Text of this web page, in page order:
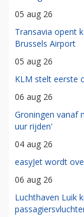
05 aug 26
Transavia opent
Brussels Airport
05 aug 26
KLM stelt eerste
06 aug 26
Groningen vanaf
uur rijden'
04 aug 26
easyJet wordt
06 aug 26
Luchthaven Luik